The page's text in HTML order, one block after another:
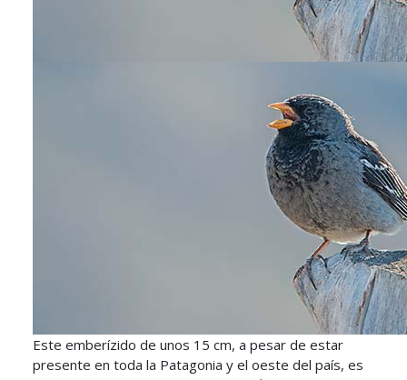
Este emberízido de unos 15 cm, a pesar de estar
presente en toda la Patagonia y el oeste del país, es